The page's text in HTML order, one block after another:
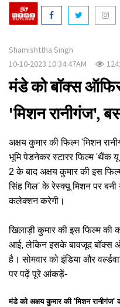
n
Shamishttha Singh
10-10-2023 10:34:47AM
मंडे को बॉक्स
'मिशन रानीगंज',
अक्षय कुमार की फिल्म 'मिशन
भूमि पेडनेकर स्टारर फिल्म 'थैंक
2 के बाद अक्षय कुमार की इस
सिंह गिल' के रेस्क्यू मिशन पर बनी
कलेक्शन करेगी।
खिलाड़ी कुमार की इस फिल्म की
आई, लेकिन इसके बावजूद बॉक्स
है। सोमवार को इंडिया और
पर पढ़ें पूरे आंकड़ें-
मंडे को अक्षय कुमार की 'मिशन रानीगंज'